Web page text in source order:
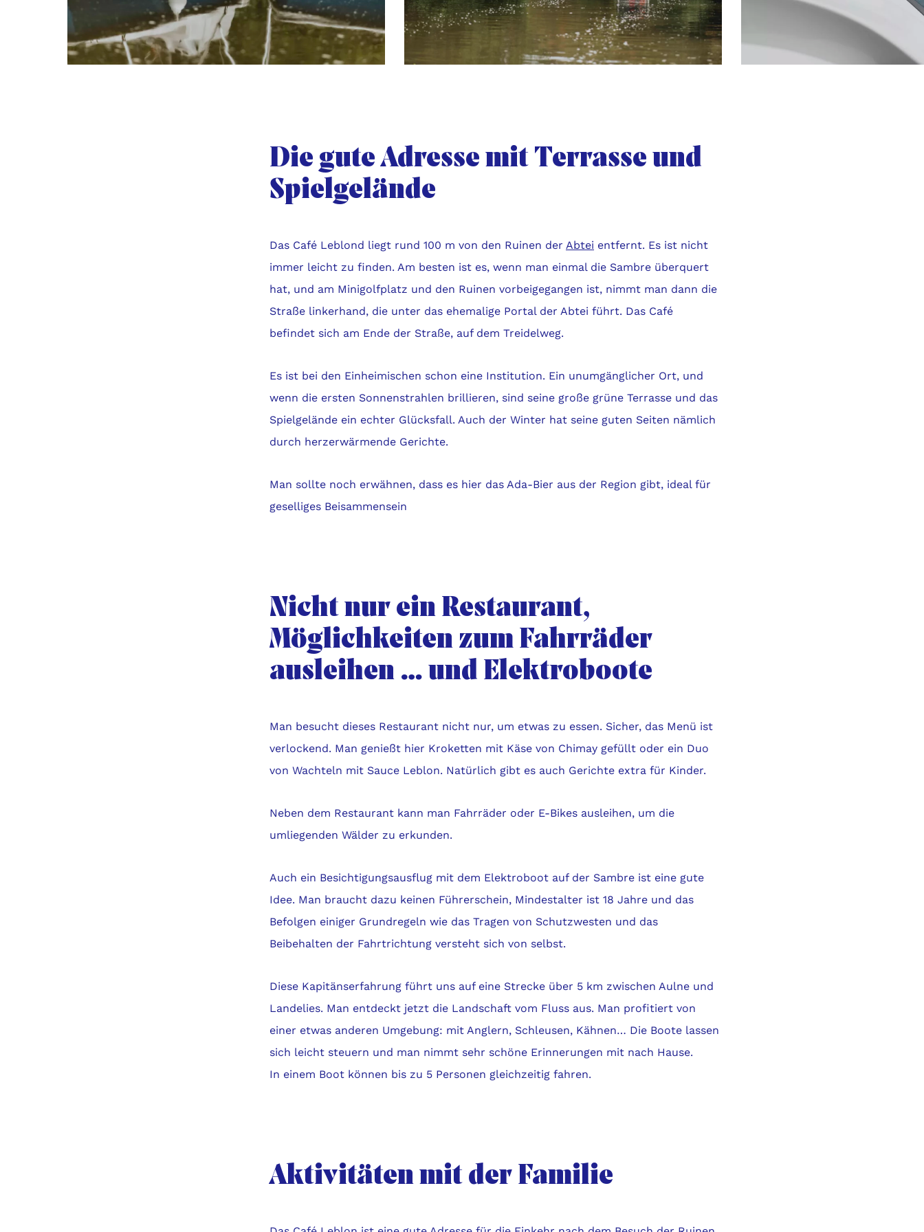
Die gute Adresse mit Terrasse und
Spielgelände
Das Café Leblond liegt rund 100 m von den Ruinen derAbtei entfernt. Es ist nicht
immer leicht zu finden. Am besten ist es, wenn man einmal die Sambre überquert
hat, und am Minigolfplatz und den Ruinen vorbeigegangen ist, nimmt man dann die
Straße linkerhand, die unter das ehemalige Portal der Abtei führt. Das Café
befindet sich am Ende der Straße, auf dem Treidelweg.
Es ist bei den Einheimischen schon eine Institution. Ein unumgänglicher Ort, und
wenn die ersten Sonnenstrahlen brillieren, sind seine große grüne Terrasse und das
Spielgelände ein echter Glücksfall. Auch der Winter hat seine guten Seiten nämlich
durch herzerwärmende Gerichte.
Man sollte noch erwähnen, dass es hier das Ada-Bier aus der Region gibt, ideal für
geselliges Beisammensein
Nicht nur ein Restaurant,
Möglichkeiten zum Fahrräder
ausleihen … und Elektroboote
Man besucht dieses Restaurant nicht nur, um etwas zu essen. Sicher, das Menü ist
verlockend. Man genießt hier Kroketten mit Käse von Chimay gefüllt oder ein Duo
von Wachteln mit Sauce Leblon. Natürlich gibt es auch Gerichte extra für Kinder.
Neben dem Restaurant kann man Fahrräder oder E-Bikes ausleihen, um die
umliegenden Wälder zu erkunden.
Auch ein Besichtigungsausflug mit dem Elektroboot auf der Sambre ist eine gute
Idee. Man braucht dazu keinen Führerschein, Mindestalter ist 18 Jahre und das
Befolgen einiger Grundregeln wie das Tragen von Schutzwesten und das
Beibehalten der Fahrtrichtung versteht sich von selbst.
Diese Kapitänserfahrung führt uns auf eine Strecke über 5 km zwischen Aulne und
Landelies. Man entdeckt jetzt die Landschaft vom Fluss aus. Man profitiert von
einer etwas anderen Umgebung: mit Anglern, Schleusen, Kähnen… Die Boote lassen
sich leicht steuern und man nimmt sehr schöne Erinnerungen mit nach Hause.
In einem Boot können bis zu 5 Personen gleichzeitig fahren.
Aktivitäten mit der Familie